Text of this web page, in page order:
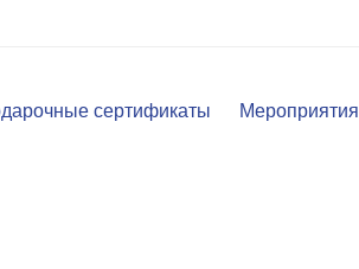
сертификаты Мероприятия